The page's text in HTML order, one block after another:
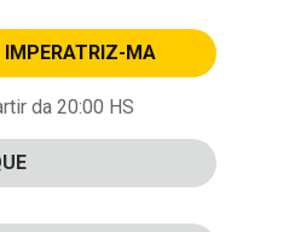
IMPERATRIZ-MA
da 20:00 HS